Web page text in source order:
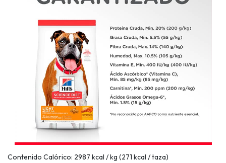
Contenido Calórico: 2987 kcal / kg (271 kcal / taza)